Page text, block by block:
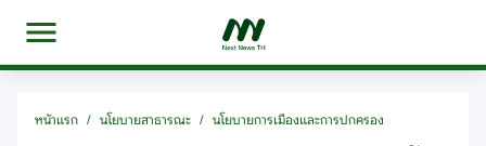
หน้าแรก / นโยบายสาธารณะ / นโยบายการเมืองและการปกครอง